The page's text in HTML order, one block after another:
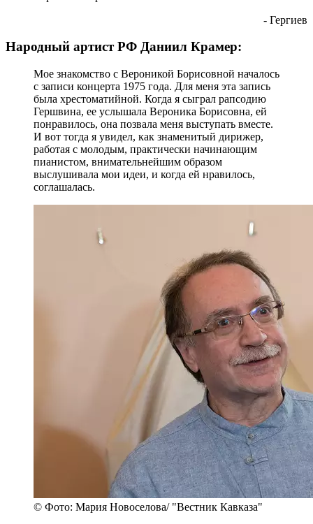
- Гергиев
Народный артист РФ Даниил Крамер:
Мое знакомство с Вероникой Борисовной началось
с записи концерта 1975 года. Для меня эта запись
была хрестоматийной. Когда я сыграл рапсодию
Гершвина, ее услышала Вероника Борисовна, ей
понравилось, она позвала меня выступать вместе.
И вот тогда я увидел, как знаменитый дирижер,
работая с молодым, практически начинающим
пианистом, внимательнейшим образом
выслушивала мои идеи, и когда ей нравилось,
соглашалась.
© Фото: Мария Новоселова/ "Вестник Кавказа"